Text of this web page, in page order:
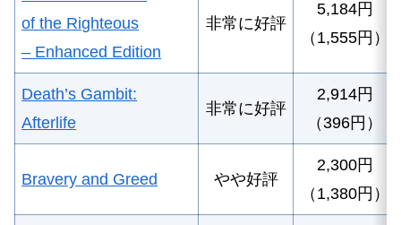
of the Righteous
– Enhanced Edition
非常に好評
5,184円
（1,555円）
Death’s Gambit:
Afterlife
非常に好評
2,914円
（396円）
Bravery and Greed やや好評
2,300円
（1,380円）